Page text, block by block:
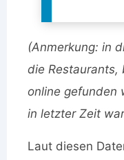
(Anmerkung: in
die Restaurants,
online gefunden
in letzter Zeit
Laut diesen